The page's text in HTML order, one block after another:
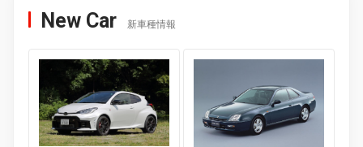
New Car 新車種情報